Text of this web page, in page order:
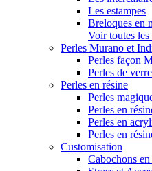
Les estampes
Breloques en
Voir toutes les
Perles Murano et
Perles façon
Perles de
Perles en résine
Perles
Perles en
Perles en
Perles en
Customisation
Cabochons